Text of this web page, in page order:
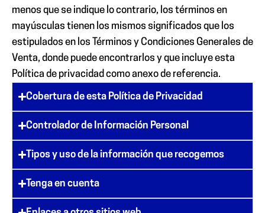
menos que se indique lo contrario, los términos en
mayúsculas tienen los mismos significados que los
estipulados en los Términos y Condiciones Generales de
Venta, donde puede encontrarlos y que incluye esta
Política de privacidad como anexo de referencia.
Cobertura de esta Política de Privacidad
Controlador de Información Personal
Tipos y uso de la información que recogemos
Tenga en cuenta